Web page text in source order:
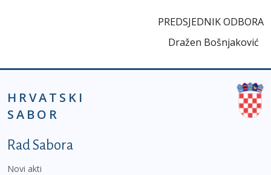
PREDSJEDNIK ODBORA
Dražen Bošnjaković
HRVATSKI
SABOR
Podnožje prvi izbornik
Rad Sabora
Novi akti